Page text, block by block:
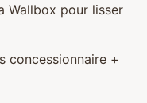
Wallbox pour lisser
concessionnaire +